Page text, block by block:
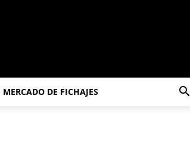
MERCADO DE FICHAJES